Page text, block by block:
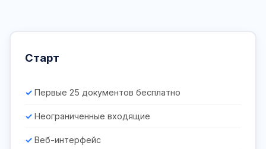
Старт
Первые 25 документов бесплатно
Неограниченные входящие
Веб-интерфейс